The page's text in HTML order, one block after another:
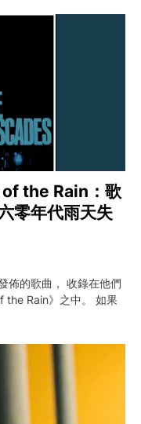
the Rain：歌
零年代雨天失
佈的歌曲， 收錄在他們
the Rain》之中。 如果